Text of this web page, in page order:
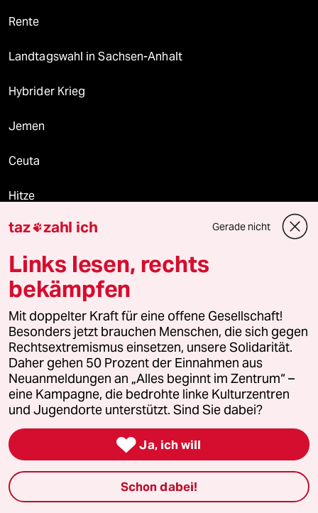
Rente
Landtagswahl in Sachsen-Anhalt
Hybrider Krieg
Jemen
Ceuta
Hitze
Verlag
Hausblog
Die Seitenwende
Stellen
Presse
Unterstützen
taz zahl ich Gerade nicht
Links lesen, rechts
bekämpfen
Mit doppelter Kraft für eine offene Gesellschaft!
Besonders jetzt brauchen Menschen, die sich gegen
Rechtsextremismus einsetzen, unsere Solidarität.
Daher gehen 50 Prozent der Einnahmen aus
Neuanmeldungen an „Alles beginnt im Zentrum“ –
eine Kampagne, die bedrohte linke Kulturzentren
und Jugendorte unterstützt. Sind Sie dabei?
 Ja, ich will
Schon dabei!